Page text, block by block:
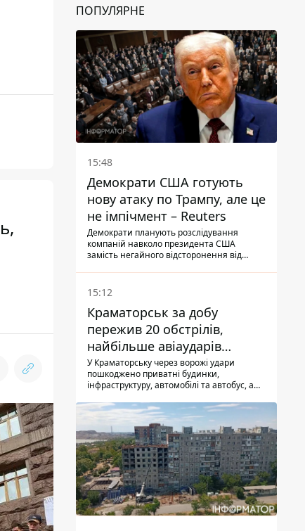
ПОПУЛЯРНЕ
15:48
Демократи США готують
нову атаку по Трампу, але це
не імпічмент – Reuters
Демократи планують розслідування
компаній навколо президента США
замість негайного відсторонення від
15:12
Краматорськ за добу
пережив 20 обстрілів,
найбільше авіаударів
КАБ-250
У Краматорську через ворожі удари
пошкоджено приватні будинки,
інфраструктуру, автомобілі та автобус, а
одна людина і ще 15 отримали поранення